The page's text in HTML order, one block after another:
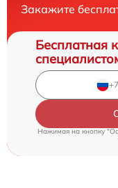
Закажите
Бесплатная
Нажимая на кнопку